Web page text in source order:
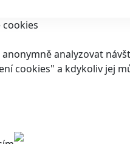
cookies
analyzovat
cookies" a kdykoliv jej